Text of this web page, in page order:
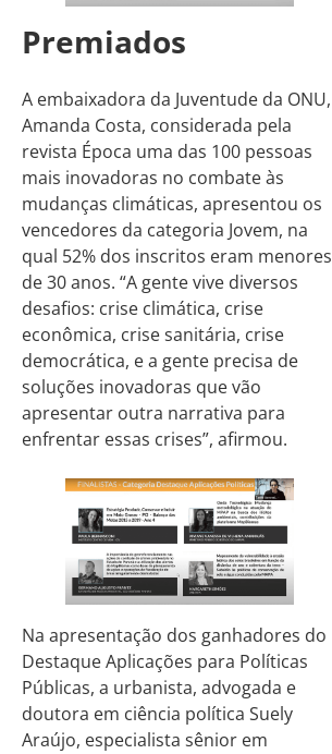
Premiados
A embaixadora da Juventude da ONU,
Amanda Costa, considerada pela
revista Época uma das 100 pessoas
mais inovadoras no combate às
mudanças climáticas, apresentou os
vencedores da categoria Jovem, na
qual 52% dos inscritos eram menores
de 30 anos. “A gente vive diversos
desafios: crise climática, crise
econômica, crise sanitária, crise
democrática, e a gente precisa de
soluções inovadoras que vão
apresentar outra narrativa para
enfrentar essas crises”, afirmou.
Na apresentação dos ganhadores do
Destaque Aplicações para Políticas
Públicas, a urbanista, advogada e
doutora em ciência política Suely
Araújo, especialista sênior em